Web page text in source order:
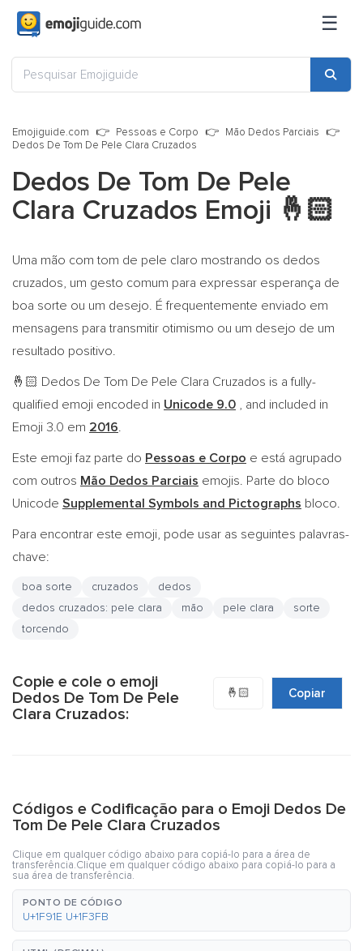
☰
Emojiguide.com Pessoas e Corpo
Mão Dedos Parciais
Dedos De Tom De Pele Clara Cruzados
Dedos De Tom De Pele
Clara Cruzados Emoji 🤞🏻
Uma mão com tom de pele claro mostrando os dedos
cruzados, um gesto comum para expressar esperança de
boa sorte ou um desejo. É frequentemente enviado em
mensagens para transmitir otimismo ou um desejo de um
resultado positivo.
🤞🏻 Dedos De Tom De Pele Clara Cruzados is a fully-
qualified emoji encoded in Unicode 9.0 , and included in
Emoji 3.0 em 2016.
Este emoji faz parte do Pessoas e Corpo e está agrupado
com outros Mão Dedos Parciais emojis. Parte do bloco
Unicode Supplemental Symbols and Pictographs bloco.
Para encontrar este emoji, pode usar as seguintes palavras-
chave:
boa sorte cruzados
dedos
dedos cruzados: pele clara
mão pele clara
sorte
torcendo
Copie e cole o emoji
Dedos De Tom De Pele
Clara Cruzados:
🤞🏻 Copiar
Códigos e Codificação para o Emoji Dedos De
Tom De Pele Clara Cruzados
Clique em qualquer código abaixo para copiá-lo para a área de
transferência.Clique em qualquer código abaixo para copiá-lo para a
sua área de transferência.
PONTO DE CÓDIGO
U+1F91E U+1F3FB